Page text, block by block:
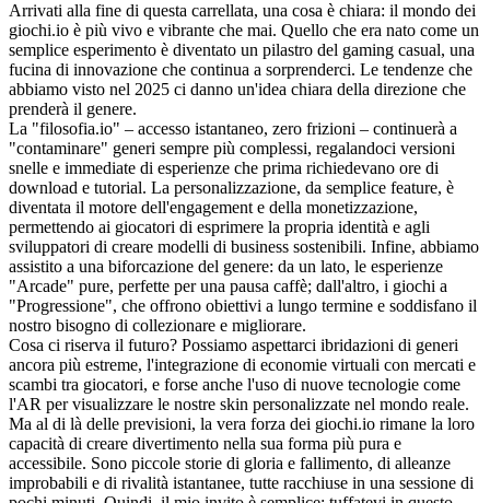
Arrivati alla fine di questa carrellata, una cosa è chiara: il mondo dei
giochi.io è più vivo e vibrante che mai. Quello che era nato come un
semplice esperimento è diventato un pilastro del gaming casual, una
fucina di innovazione che continua a sorprenderci. Le tendenze che
abbiamo visto nel 2025 ci danno un'idea chiara della direzione che
prenderà il genere.
La "filosofia.io" – accesso istantaneo, zero frizioni – continuerà a
"contaminare" generi sempre più complessi, regalandoci versioni
snelle e immediate di esperienze che prima richiedevano ore di
download e tutorial. La personalizzazione, da semplice feature, è
diventata il motore dell'engagement e della monetizzazione,
permettendo ai giocatori di esprimere la propria identità e agli
sviluppatori di creare modelli di business sostenibili. Infine, abbiamo
assistito a una biforcazione del genere: da un lato, le esperienze
"Arcade" pure, perfette per una pausa caffè; dall'altro, i giochi a
"Progressione", che offrono obiettivi a lungo termine e soddisfano il
nostro bisogno di collezionare e migliorare.
Cosa ci riserva il futuro? Possiamo aspettarci ibridazioni di generi
ancora più estreme, l'integrazione di economie virtuali con mercati e
scambi tra giocatori, e forse anche l'uso di nuove tecnologie come
l'AR per visualizzare le nostre skin personalizzate nel mondo reale.
Ma al di là delle previsioni, la vera forza dei giochi.io rimane la loro
capacità di creare divertimento nella sua forma più pura e
accessibile. Sono piccole storie di gloria e fallimento, di alleanze
improbabili e di rivalità istantanee, tutte racchiuse in una sessione di